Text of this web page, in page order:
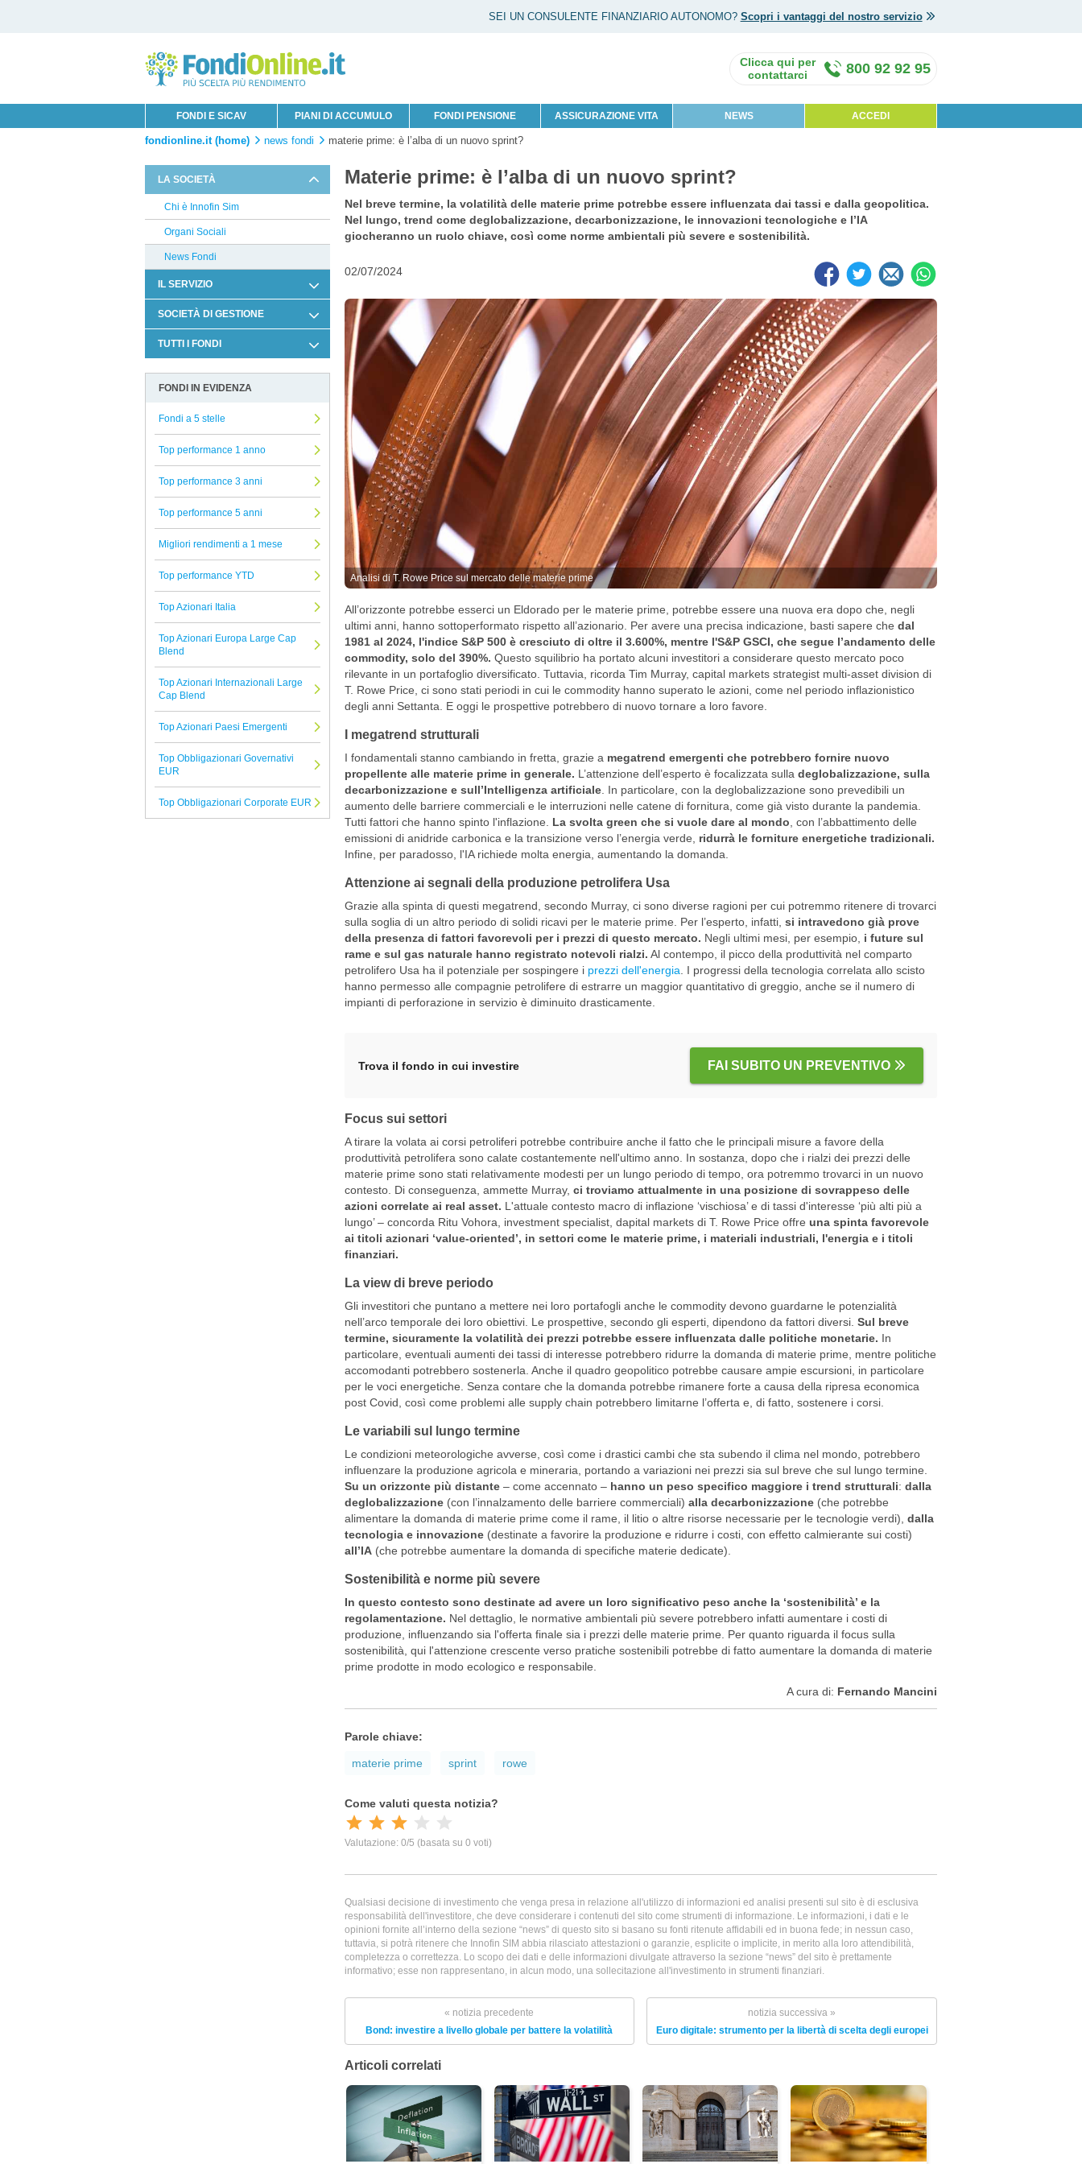
SEI UN CONSULENTE FINANZIARIO AUTONOMO? Scopri i vantaggi del nostro servizio
FONDI E SICAV PIANI DI ACCUMULO FONDI PENSIONE ASSICURAZIONE VITA NEWS ACCEDI
800 92 92 95
fondionline.it (home) news fondi materie prime: è l’alba di un nuovo sprint?
LA SOCIETÀ
Chi è Innofin Sim
Organi Sociali
News Fondi
IL SERVIZIO
Condizioni di Utilizzo
Legale
Arbitro Controversie Finanziarie
Informativa Cookie
Reclami Assicurativi
SOCIETÀ DI GESTIONE
Zest
Mediobanca
Symphonia SGR
Columbia Threadneedle
Pharus
EAST CAPITAL
Schroders
Banor
Janus Henderson
G Fund
Candriam
PIMCO
RBC Bluebay
Finlabo
Oddo Meriten
TUTTI I FONDI
Allocazione
Azionari
Beni reali
Strategie alternative
Titoli a reddito fisso
Titoli Ibridi
Tutti i fondi confrontati
Materie prime: è l’alba di un nuovo sprint?
Nel breve termine, la volatilità delle materie prime potrebbe essere influenzata dai tassi e dalla geopolitica.
Nel lungo, trend come deglobalizzazione, decarbonizzazione, le innovazioni tecnologiche e l’IA
giocheranno un ruolo chiave, così come norme ambientali più severe e sostenibilità.
02/07/2024
Analisi di T. Rowe Price sul mercato delle materie prime
All’orizzonte potrebbe esserci un Eldorado per le materie prime, potrebbe essere una nuova era dopo che, negli
ultimi anni, hanno sottoperformato rispetto all’azionario. Per avere una precisa indicazione, basti sapere che dal
1981 al 2024, l'indice S&P 500 è cresciuto di oltre il 3.600%, mentre l'S&P GSCI, che segue l’andamento delle
commodity, solo del 390%. Questo squilibrio ha portato alcuni investitori a considerare questo mercato poco
rilevante in un portafoglio diversificato. Tuttavia, ricorda Tim Murray, capital markets strategist multi-asset division di
T. Rowe Price, ci sono stati periodi in cui le commodity hanno superato le azioni, come nel periodo inflazionistico
degli anni Settanta. E oggi le prospettive potrebbero di nuovo tornare a loro favore.
I megatrend strutturali
I fondamentali stanno cambiando in fretta, grazie a megatrend emergenti che potrebbero fornire nuovo
propellente alle materie prime in generale. L’attenzione dell’esperto è focalizzata sulla deglobalizzazione, sulla
decarbonizzazione e sull’Intelligenza artificiale. In particolare, con la deglobalizzazione sono prevedibili un
aumento delle barriere commerciali e le interruzioni nelle catene di fornitura, come già visto durante la pandemia.
Tutti fattori che hanno spinto l'inflazione. La svolta green che si vuole dare al mondo , con l’abbattimento delle
emissioni di anidride carbonica e la transizione verso l’energia verde,
ridurrà le forniture energetiche tradizionali.
Infine, per paradosso, l'IA richiede molta energia, aumentando la domanda.
Attenzione ai segnali della produzione petrolifera Usa
Grazie alla spinta di questi megatrend, secondo Murray, ci sono diverse ragioni per cui potremmo ritenere di trovarci
sulla soglia di un altro periodo di solidi ricavi per le materie prime. Per l’esperto, infatti, si intravedono già prove
della presenza di fattori favorevoli per i prezzi di questo mercato. Negli ultimi mesi, per esempio, i future sul
rame e sul gas naturale hanno registrato notevoli rialzi. Al contempo, il picco della produttività nel comparto
petrolifero Usa ha il potenziale per sospingere i prezzi dell'energia . I progressi della tecnologia correlata allo scisto
hanno permesso alle compagnie petrolifere di estrarre un maggior quantitativo di greggio, anche se il numero di
impianti di perforazione in servizio è diminuito drasticamente.
Trova il fondo in cui investire FAI SUBITO UN PREVENTIVO
Focus sui settori
A tirare la volata ai corsi petroliferi potrebbe contribuire anche il fatto che le principali misure a favore della
produttività petrolifera sono calate costantemente nell'ultimo anno. In sostanza, dopo che i rialzi dei prezzi delle
materie prime sono stati relativamente modesti per un lungo periodo di tempo, ora potremmo trovarci in un nuovo
contesto. Di conseguenza, ammette Murray, ci troviamo attualmente in una posizione di sovrappeso delle
azioni correlate ai real asset. L'attuale contesto macro di inflazione ‘vischiosa’ e di tassi d'interesse ‘più alti più a
lungo’ – concorda Ritu Vohora, investment specialist, dapital markets di T. Rowe Price offre una spinta favorevole
ai titoli azionari ‘value-oriented’, in settori come le materie prime, i materiali industriali, l'energia e i titoli
finanziari.
La view di breve periodo
Gli investitori che puntano a mettere nei loro portafogli anche le commodity devono guardarne le potenzialità
nell’arco temporale dei loro obiettivi. Le prospettive, secondo gli esperti, dipendono da fattori diversi. Sul breve
termine, sicuramente la volatilità dei prezzi potrebbe essere influenzata dalle politiche monetarie. In
particolare, eventuali aumenti dei tassi di interesse potrebbero ridurre la domanda di materie prime, mentre politiche
accomodanti potrebbero sostenerla. Anche il quadro geopolitico potrebbe causare ampie escursioni, in particolare
per le voci energetiche. Senza contare che la domanda potrebbe rimanere forte a causa della ripresa economica
post Covid, così come problemi alle supply chain potrebbero limitarne l’offerta e, di fatto, sostenere i corsi.
Le variabili sul lungo termine
Le condizioni meteorologiche avverse, così come i drastici cambi che sta subendo il clima nel mondo, potrebbero
influenzare la produzione agricola e mineraria, portando a variazioni nei prezzi sia sul breve che sul lungo termine.
Su un orizzonte più distante– come accennato – hanno un peso specifico maggiore i trend strutturali: dalla
deglobalizzazione(con l’innalzamento delle barriere commerciali) alla decarbonizzazione(che potrebbe
alimentare la domanda di materie prime come il rame, il litio o altre risorse necessarie per le tecnologie verdi), dalla
tecnologia e innovazione(destinate a favorire la produzione e ridurre i costi, con effetto calmierante sui costi)
all’IA(che potrebbe aumentare la domanda di specifiche materie dedicate).
Sostenibilità e norme più severe
In questo contesto sono destinate ad avere un loro significativo peso anche la ‘sostenibilità’ e la
regolamentazione. Nel dettaglio, le normative ambientali più severe potrebbero infatti aumentare i costi di
produzione, influenzando sia l'offerta finale sia i prezzi delle materie prime. Per quanto riguarda il focus sulla
sostenibilità, qui l'attenzione crescente verso pratiche sostenibili potrebbe di fatto aumentare la domanda di materie
prime prodotte in modo ecologico e responsabile.
A cura di: Fernando Mancini
Parole chiave:
materie prime sprint rowe
Qualsiasi decisione di investimento che venga presa in relazione all'utilizzo di informazioni ed analisi presenti sul sito è di esclusiva
responsabilità dell'investitore, che deve considerare i contenuti del sito come strumenti di informazione. Le informazioni, i dati e le
opinioni fornite all’interno della sezione “news” di questo sito si basano su fonti ritenute affidabili ed in buona fede; in nessun caso,
tuttavia, si potrà ritenere che Innofin SIM abbia rilasciato attestazioni o garanzie, esplicite o implicite, in merito alla loro attendibilità,
completezza o correttezza. Lo scopo dei dati e delle informazioni divulgate attraverso la sezione “news” del sito è prettamente
informativo; esse non rappresentano, in alcun modo, una sollecitazione all'investimento in strumenti finanziari.
« notizia precedente
Bond: investire a livello globale per battere la volatilità
notizia successiva »
Euro digitale: strumento per la libertà di scelta degli europei
Articoli correlati
FONDI IN EVIDENZA
Fondi a 5 stelle
Top performance 1 anno
Top performance 3 anni
Top performance 5 anni
Migliori rendimenti a 1 mese
Top performance YTD
Top Azionari Italia
Top Azionari Europa Large Cap
Blend
Top Azionari Internazionali Large
Cap Blend
Top Azionari Paesi Emergenti
Top Obbligazionari Governativi
EUR
Top Obbligazionari Corporate EUR